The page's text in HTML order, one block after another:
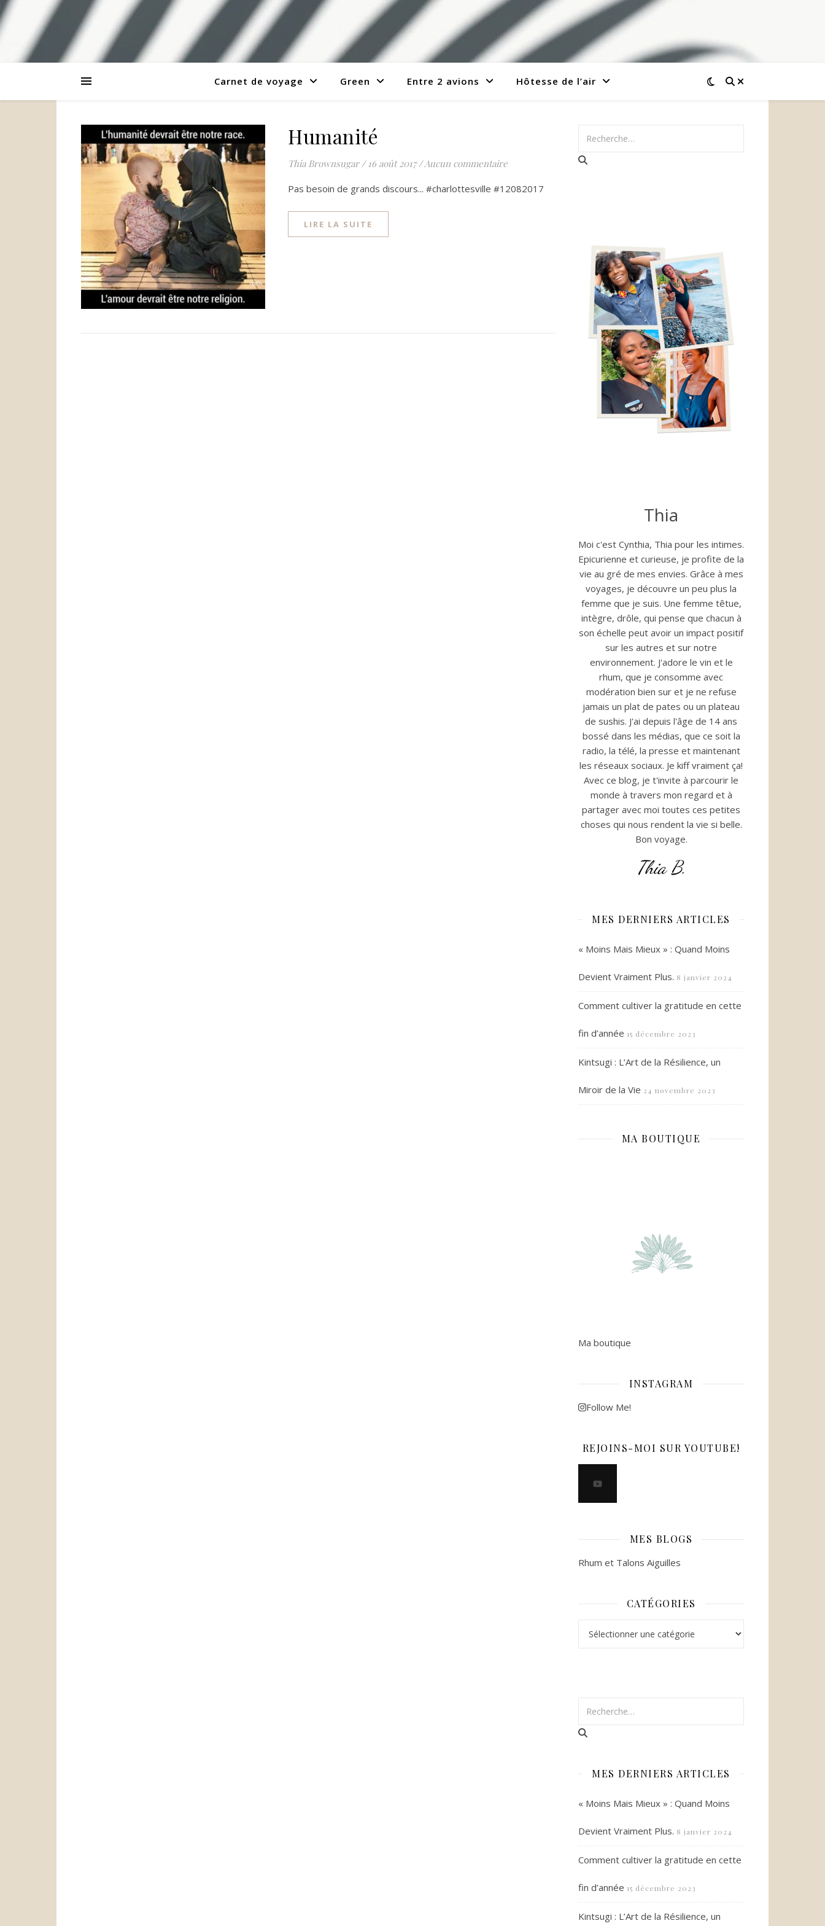
Carnet de voyage Green Entre 2 avions Hôtesse de l’air
Humanité
Thia Brownsugar / 16 août 2017 /Aucun commentaire
Pas besoin de grands discours... #charlottesville #12082017
LIRE LA SUITE
Thia
Moi c'est Cynthia, Thia pour les intimes.
Epicurienne et curieuse, je profite de la
vie au gré de mes envies. Grâce à mes
voyages, je découvre un peu plus la
femme que je suis. Une femme têtue,
intègre, drôle, qui pense que chacun à
son échelle peut avoir un impact positif
sur les autres et sur notre
environnement. J'adore le vin et le
rhum, que je consomme avec
modération bien sur et je ne refuse
jamais un plat de pates ou un plateau
de sushis. J'ai depuis l'âge de 14 ans
bossé dans les médias, que ce soit la
radio, la télé, la presse et maintenant
les réseaux sociaux. Je kiff vraiment ça!
Avec ce blog, je t'invite à parcourir le
monde à travers mon regard et à
partager avec moi toutes ces petites
choses qui nous rendent la vie si belle.
Bon voyage.
Thia B.
MES DERNIERS ARTICLES
« Moins Mais Mieux » : Quand Moins
Devient Vraiment Plus. 8 janvier 2024
Comment cultiver la gratitude en cette
fin d’année 15 décembre 2023
Kintsugi : L’Art de la Résilience, un
Miroir de la Vie 24 novembre 2023
MA BOUTIQUE
Ma boutique
INSTAGRAM
Follow Me!
REJOINS-MOI SUR YOUTUBE!
MES BLOGS
Rhum et Talons Aiguilles
CATÉGORIES
MES DERNIERS ARTICLES
« Moins Mais Mieux » : Quand Moins
Devient Vraiment Plus. 8 janvier 2024
Comment cultiver la gratitude en cette
fin d’année 15 décembre 2023
Kintsugi : L’Art de la Résilience, un